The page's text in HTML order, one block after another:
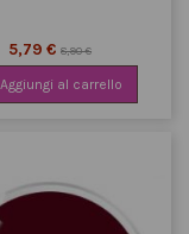
5,79 €8,90 €
Aggiungi al carrello